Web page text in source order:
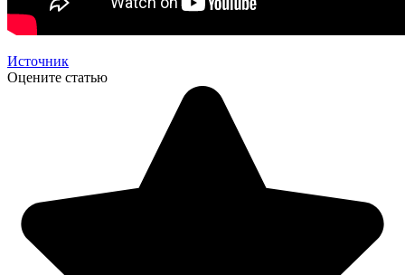
Источник
Оцените статью